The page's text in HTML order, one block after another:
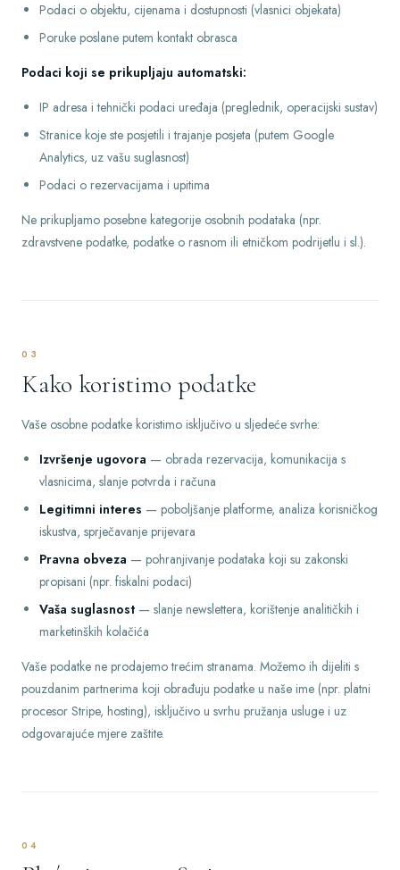
Podaci o objektu, cijenama i dostupnosti (vlasnici objekata)
Poruke poslane putem kontakt obrasca
Podaci koji se prikupljaju automatski:
IP adresa i tehnički podaci uređaja (preglednik, operacijski sustav)
Stranice koje ste posjetili i trajanje posjeta (putem Google
Analytics, uz vašu suglasnost)
Podaci o rezervacijama i upitima
Ne prikupljamo posebne kategorije osobnih podataka (npr.
zdravstvene podatke, podatke o rasnom ili etničkom podrijetlu i sl.).
03
Kako koristimo podatke
Vaše osobne podatke koristimo isključivo u sljedeće svrhe:
Izvršenje ugovora — obrada rezervacija, komunikacija s
vlasnicima, slanje potvrda i računa
Legitimni interes — poboljšanje platforme, analiza korisničkog
iskustva, sprječavanje prijevara
Pravna obveza — pohranjivanje podataka koji su zakonski
propisani (npr. fiskalni podaci)
Vaša suglasnost — slanje newslettera, korištenje analitičkih i
marketinških kolačića
Vaše podatke ne prodajemo trećim stranama. Možemo ih dijeliti s
pouzdanim partnerima koji obrađuju podatke u naše ime (npr. platni
procesor Stripe, hosting), isključivo u svrhu pružanja usluge i uz
odgovarajuće mjere zaštite.
04